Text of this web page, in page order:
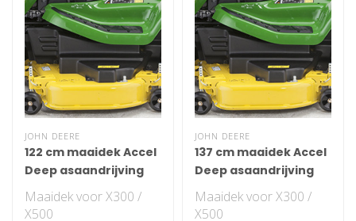
JOHN DEERE
122 cm maaidek Accel
Deep asaandrijving
Maaidek voor X300 /
X500
JOHN DEERE
137 cm maaidek Accel
Deep asaandrijving
Maaidek voor X300 /
X500